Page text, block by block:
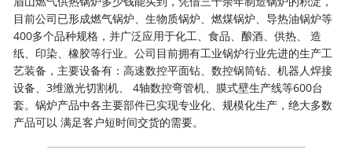
目前公司已形成燃气锅炉、生物质锅炉、燃煤锅炉、导热油锅炉等
400多个品种规格，并广泛应用于化工、食品、酿酒、供热、 造
纸、印染、橡胶等行业。公司目前拥有工业锅炉行业先进的生产工
艺装备，主要设备有：高速数控平面钻、数控锅筒钻、机器人焊接
设备、3维激光切割机、 4轴数控弯管机、膜式壁生产线等600台
套。锅炉产品中各主要部件已实现专业化、规模化生产，绝大多数
产品可以 满足客户短时间交货的需要。